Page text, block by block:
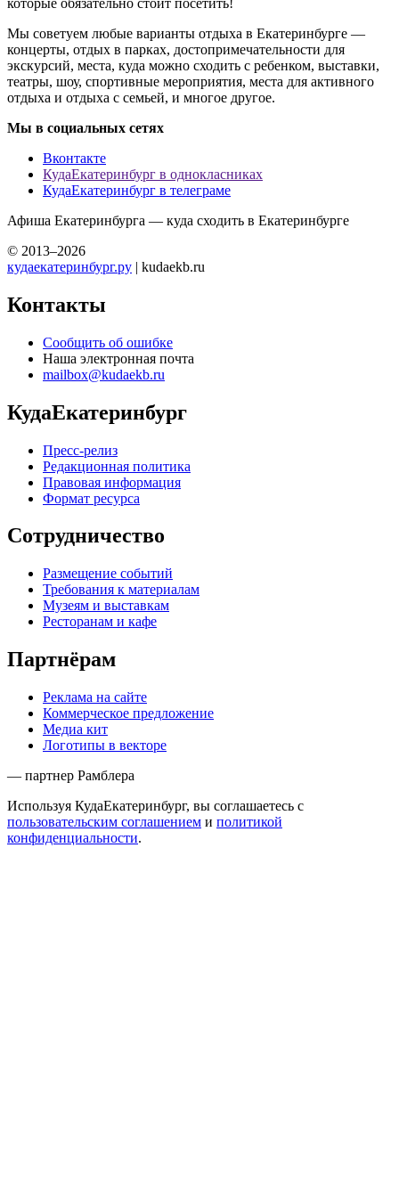
которые обязательно стоит посетить!
Мы советуем любые варианты отдыха в Екатеринбурге —
концерты, отдых в парках, достопримечательности для
экскурсий, места, куда можно сходить с ребенком, выставки,
театры, шоу, спортивные мероприятия, места для активного
отдыха и отдыха с семьей, и многое другое.
Мы в социальных сетях
Вконтакте
КудаЕкатеринбург в однокласниках
КудаЕкатеринбург в телеграме
Афиша Екатеринбурга — куда сходить в Екатеринбурге
© 2013–2026
кудаекатеринбург.ру | kudaekb.ru
Контакты
Сообщить об ошибке
Наша электронная почта
mailbox@kudaekb.ru
КудаЕкатеринбург
Пресс-релиз
Редакционная политика
Правовая информация
Формат ресурса
Сотрудничество
Размещение событий
Требования к материалам
Музеям и выставкам
Ресторанам и кафе
Партнёрам
Реклама на сайте
Коммерческое предложение
Медиа кит
Логотипы в векторе
— партнер Рамблера
Используя КудаЕкатеринбург, вы соглашаетесь с
пользовательским соглашением и политикой
конфиденциальности.